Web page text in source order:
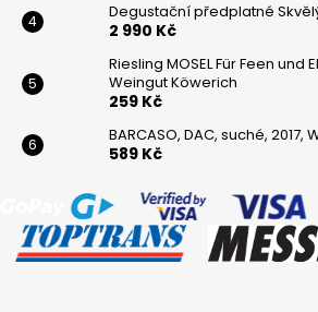
Degustační předplatné
2 990 Kč
Riesling MOSEL Für Feen und
Weingut Köwerich
259 Kč
BARCASO, DAC, suché,
589 Kč